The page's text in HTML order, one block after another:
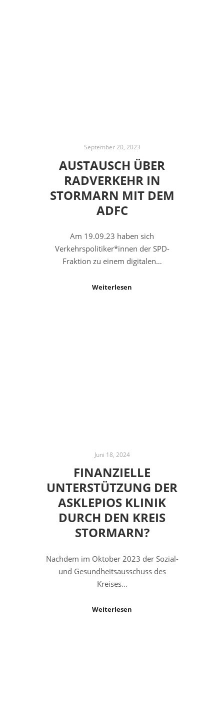
September 20, 2023
AUSTAUSCH ÜBER
RADVERKEHR IN
STORMARN MIT DEM
ADFC
Am 19.09.23 haben sich
Verkehrspolitiker*innen der SPD-
Fraktion zu einem digitalen…
Weiterlesen
Juni 18, 2024
FINANZIELLE
UNTERSTÜTZUNG DER
ASKLEPIOS KLINIK
DURCH DEN KREIS
STORMARN?
Nachdem im Oktober 2023 der Sozial-
und Gesundheitsausschuss des
Kreises…
Weiterlesen